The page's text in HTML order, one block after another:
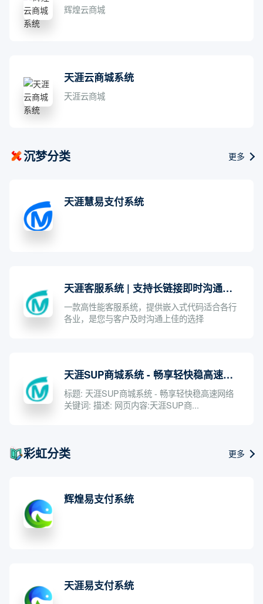
辉煌云商城
天涯云商城系统
天涯云商城
沉梦分类 更多
天涯慧易支付系统
天涯客服系统 | 支持长链接即时沟通的自动回复智能客服系统
一款高性能客服系统，提供嵌入式代码适合各行
各业，是您与客户及时沟通上佳的选择
天涯SUP商城系统 - 畅享轻快稳高速网络
标题: 天涯SUP商城系统 - 畅享轻快稳高速网络
关键词: 描述: 网页内容:天涯SUP商...
彩虹分类 更多
辉煌易支付系统
天涯易支付系统